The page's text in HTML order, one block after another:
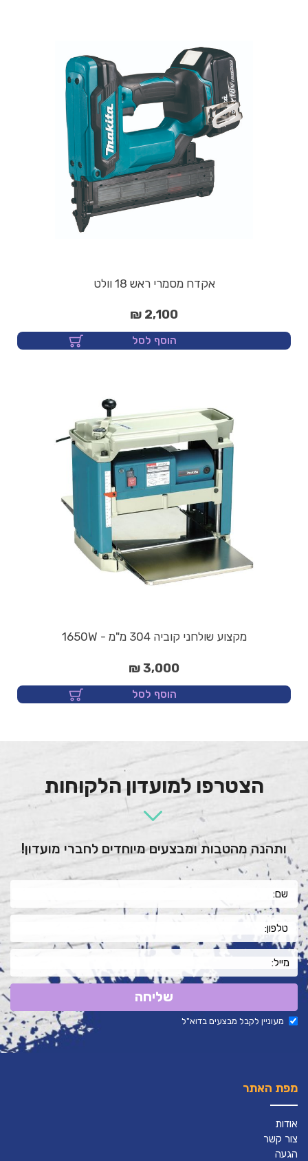
אקדח מסמרי ראש 18 וולט
2,100 ₪
הוסף לסל
מקצוע שולחני קוביה 304 מ"מ - 1650W
3,000 ₪
הוסף לסל
הצטרפו למועדון הלקוחות
ותהנה מהטבות ומבצעים מיוחדים לחברי מועדון!
שליחה
מעוניין לקבל מבצעים בדוא"ל
מפת האתר
אודות
צור קשר
הגעה